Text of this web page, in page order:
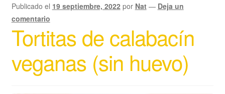
Publicado el 19 septiembre, 2022 por Nat — Deja un
comentario
Tortitas de calabacín
veganas (sin huevo)